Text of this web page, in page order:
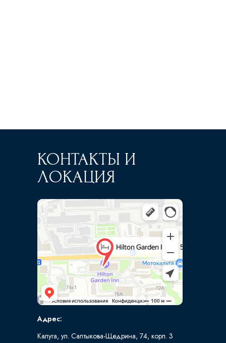
КОНТАКТЫ И
ЛОКАЦИЯ
Калуга, ул. Салтыкова-Щедрина, 74, корп. 3
Адрес: